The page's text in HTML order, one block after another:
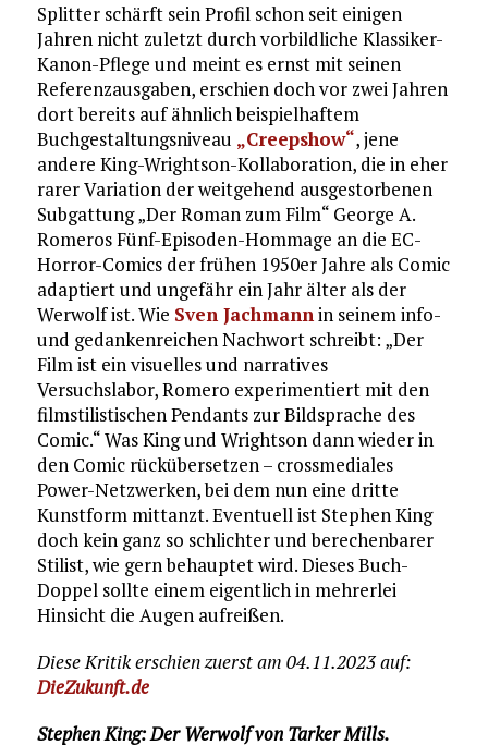
Splitter schärft sein Profil schon seit einigen
Jahren nicht zuletzt durch vorbildliche Klassiker-
Kanon-Pflege und meint es ernst mit seinen
Referenzausgaben, erschien doch vor zwei Jahren
dort bereits auf ähnlich beispielhaftem
Buchgestaltungsniveau „Creepshow“, jene
andere King-Wrightson-Kollaboration, die in eher
rarer Variation der weitgehend ausgestorbenen
Subgattung „Der Roman zum Film“ George A.
Romeros Fünf-Episoden-Hommage an die EC-
Horror-Comics der frühen 1950er Jahre als Comic
adaptiert und ungefähr ein Jahr älter als der
Werwolf ist. Wie Sven Jachmannin seinem info-
und gedankenreichen Nachwort schreibt: „Der
Film ist ein visuelles und narratives
Versuchslabor, Romero experimentiert mit den
filmstilistischen Pendants zur Bildsprache des
Comic.“ Was King und Wrightson dann wieder in
den Comic rückübersetzen – crossmediales
Power-Netzwerken, bei dem nun eine dritte
Kunstform mittanzt. Eventuell ist Stephen King
doch kein ganz so schlichter und berechenbarer
Stilist, wie gern behauptet wird. Dieses Buch-
Doppel sollte einem eigentlich in mehrerlei
Hinsicht die Augen aufreißen.
Diese Kritik erschien zuerst am 04.11.2023 auf:
DieZukunft.de
Stephen King: Der Werwolf von Tarker Mills.